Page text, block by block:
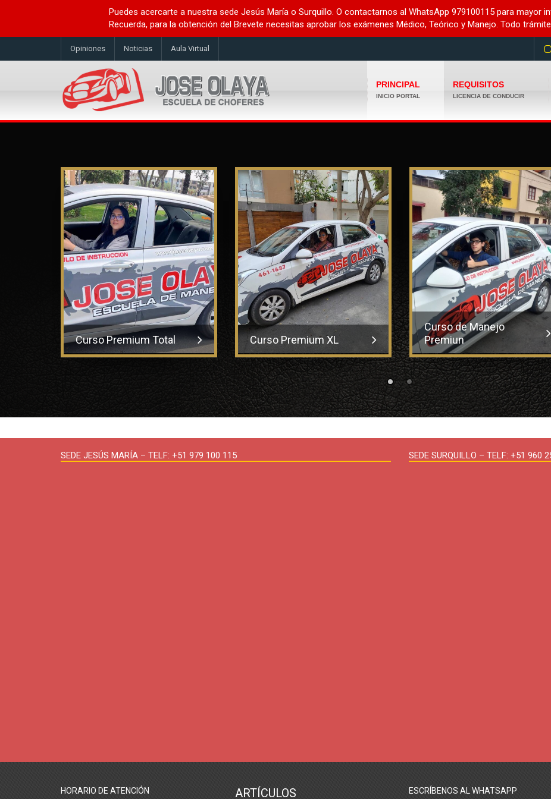
Opiniones Noticias Aula Virtual
PRINCIPAL
INICIO PORTAL
REQUISITOS
LICENCIA DE CONDUCIR
Curso Premium Total Curso Premium XL
Curso de Manejo
Premiun
SEDE JESÚS MARÍA – TELF: +51 979 100 115 SEDE SURQUILLO – TELF: +51
HORARIO DE ATENCIÓN ARTÍCULOS ESCRÍBENOS AL WHATSAPP
Puedes acercarte a nuestra sede Jesús María o Surquillo. O contactarnos al WhatsApp 979100115 para mayor
Recuerda, para la obtención del Brevete necesitas aprobar los exámenes Médico, Teórico y Manejo. Todo